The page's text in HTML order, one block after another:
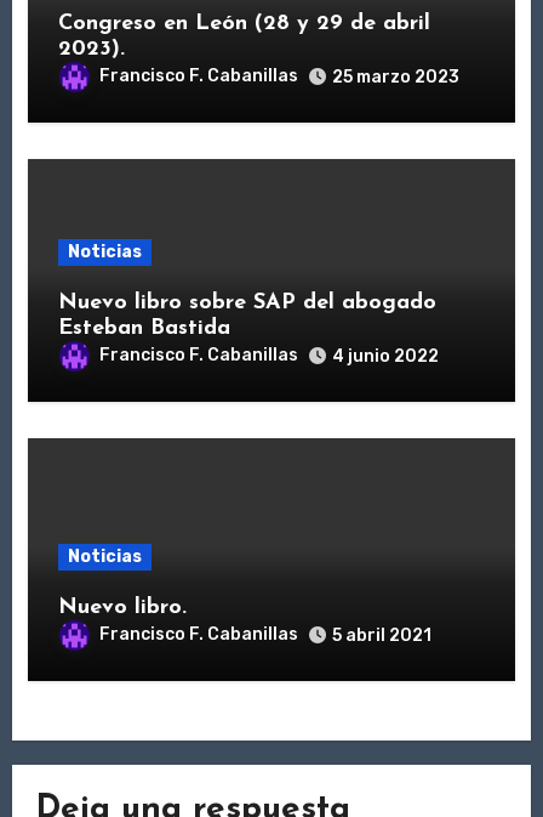
Congreso en León (28 y 29 de abril
2023).
Francisco F. Cabanillas 25 marzo 2023
Noticias
Nuevo libro sobre SAP del abogado
Esteban Bastida
Francisco F. Cabanillas 4 junio 2022
Noticias
Nuevo libro.
Francisco F. Cabanillas 5 abril 2021
Deja una respuesta